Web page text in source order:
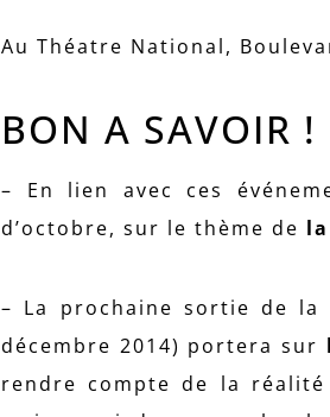
Au Théatre National,
BON A SAVOIR !
– En lien avec ces
d’octobre, sur le thème de
– La prochaine sortie de la
décembre 2014) portera sur
rendre compte de la réalité